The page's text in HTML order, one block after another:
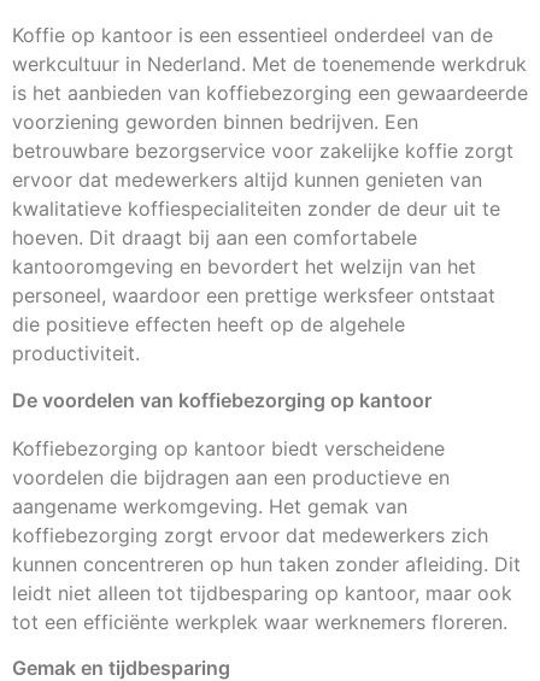
Koffie op kantoor is een essentieel onderdeel van de
werkcultuur in Nederland. Met de toenemende werkdruk
is het aanbieden van koffiebezorging een gewaardeerde
voorziening geworden binnen bedrijven. Een
betrouwbare bezorgservice voor zakelijke koffie zorgt
ervoor dat medewerkers altijd kunnen genieten van
kwalitatieve koffiespecialiteiten zonder de deur uit te
hoeven. Dit draagt bij aan een comfortabele
kantooromgeving en bevordert het welzijn van het
personeel, waardoor een prettige werksfeer ontstaat
die positieve effecten heeft op de algehele
productiviteit.
De voordelen van koffiebezorging op kantoor
Koffiebezorging op kantoor biedt verscheidene
voordelen die bijdragen aan een productieve en
aangename werkomgeving. Het gemak van
koffiebezorging zorgt ervoor dat medewerkers zich
kunnen concentreren op hun taken zonder afleiding. Dit
leidt niet alleen tot tijdbesparing op kantoor, maar ook
tot een efficiënte werkplek waar werknemers floreren.
Gemak en tijdbesparing